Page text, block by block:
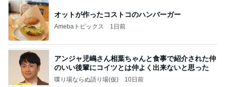
オットが作ったコストコのハンバーガー
Amebaトピックス 1日前
アンジャ児嶋さん相葉ちゃんと食事で紹介された仲
のいい後輩にコイツとは仲よく出来ないと思った
喋り場ならぬ語り場(仮) 10日前